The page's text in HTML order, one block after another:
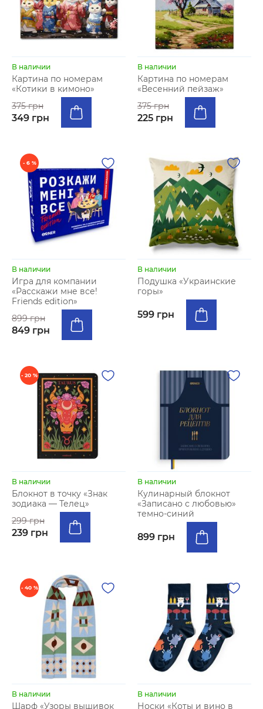
В наличии
Картина по номерам
«Котики в кимоно»
375 грн
349 грн
В наличии
Картина по номерам
«Весенний пейзаж»
375 грн
225 грн
- 6 %
В наличии
Игра для компании
«Расскажи мне все!
Friends edition»
899 грн
849 грн
В наличии
Подушка «Украинские
горы»
599 грн
- 20 %
В наличии
Блокнот в точку «Знак
зодиака — Телец»
299 грн
239 грн
В наличии
Кулинарный блокнот
«Записано с любовью»
темно-синий
899 грн
- 40 %
В наличии
Шарф «Узоры вышивок
В наличии
Носки «Коты и вино в